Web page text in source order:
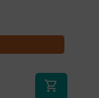
shopping_cart